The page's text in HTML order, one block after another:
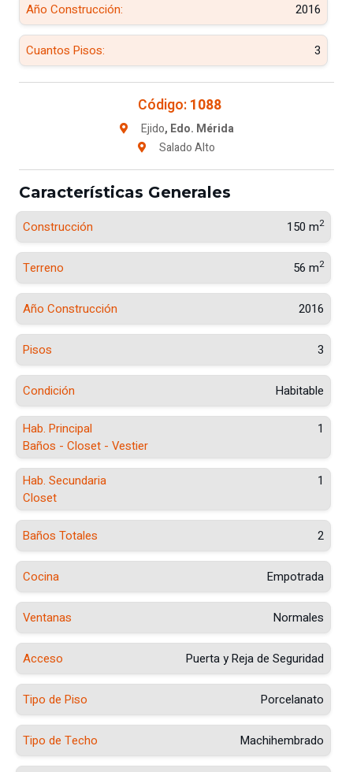
Año Construcción: 2016
Cuantos Pisos: 3
Código: 1088
Ejido, Edo. Mérida
Salado Alto
Características Generales
Construcción 150 m2
Terreno 56 m2
Año Construcción 2016
Pisos 3
Condición Habitable
Hab. Principal
1
Baños - Closet - Vestier
Hab. Secundaria
1
Closet
Baños Totales 2
Cocina Empotrada
Ventanas Normales
Acceso Puerta y Reja de Seguridad
Tipo de Piso Porcelanato
Tipo de Techo Machihembrado